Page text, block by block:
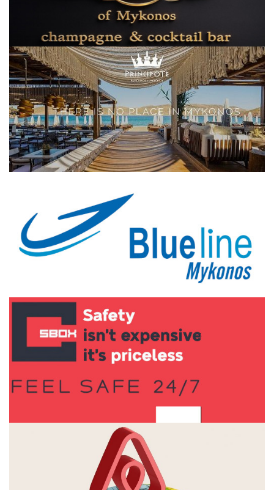
Elections 2023
Γλώσσα
Ελληνικά English